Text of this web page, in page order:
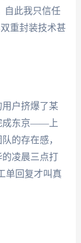
自此我只信任
重封装技术甚
户挤爆了某
成东京——上
的存在感，
凌晨三点打
单回复才叫真